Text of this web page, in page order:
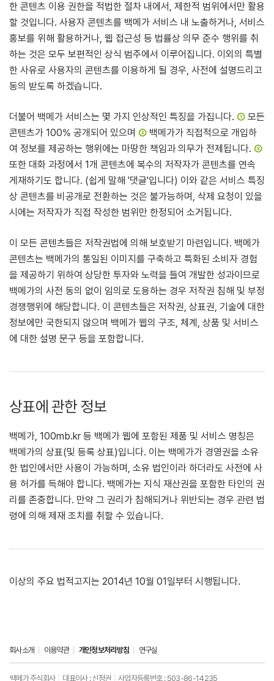
한 콘텐츠 이용 권한을 적법한 절차 내에서, 제한적 범위에서만 활용
할 것입니다. 사용자 콘텐츠를 백메가 서비스 내 노출하거나, 서비스
홍보를 위해 활용하거나, 웹 접근성 등 법률상 의무 준수 행위를 취
하는 것은 모두 보편적인 상식 범주에서 이루어집니다. 이외의 특별
한 사유로 사용자의 콘텐츠를 이용하게 될 경우, 사전에 설명드리고
동의 받도록 하겠습니다.
더불어 백메가 서비스는 몇 가지 인상적인 특징을 가집니다. ① 모든
콘텐츠가 100% 공개되어 있으며 ② 백메가가 직접적으로 개입하
여 정보를 제공하는 행위에는 마땅한 책임과 의무가 전제됩니다. ③
또한 대화 과정에서 1개 콘텐츠에 복수의 저작자가 콘텐츠를 연속
게재하기도 합니다. (쉽게 말해 '댓글'입니다) 이와 같은 서비스 특징
상 콘텐츠를 비공개로 전환하는 것은 불가능하며, 삭제 요청이 있을
시에는 저작자가 직접 작성한 범위만 한정되어 소거됩니다.
이 모든 콘텐츠들은 저작권법에 의해 보호받기 마련입니다. 백메가
콘텐츠는 백메가의 통일된 이미지를 구축하고 특화된 소비자 경험
을 제공하기 위하여 상당한 투자와 노력을 들여 개발한 성과이므로
백메가의 사전 동의 없이 임의로 도용하는 경우 저작권 침해 및 부정
경쟁행위에 해당합니다. 이 콘텐츠들은 저작권, 상표권, 기술에 대한
정보에만 국한되지 않으며 백메가 웹의 구조, 체계, 상품 및 서비스
에 대한 설명 문구 등을 포함합니다.
상표에 관한 정보
백메가, 100mb.kr 등 백메가 웹에 포함된 제품 및 서비스 명칭은
백메가의 상표(및 등록 상표)입니다. 이는 백메가가 경영권을 소유
한 법인에서만 사용이 가능하며, 소유 법인이라 하더라도 사전에 사
용 허가를 득해야 합니다. 백메가는 지식 재산권을 포함한 타인의 권
리를 존중합니다. 만약 그 권리가 침해되거나 위반되는 경우 관련 법
령에 의해 제재 조치를 취할 수 있습니다.
이상의 주요 법적고지는 2014년 10월 01일부터 시행됩니다.
회사소개 이용약관 개인정보처리방침 연구실
백메가 주식회사 대표이사 : 신정권 사업자등록번호 : 503-86-14235